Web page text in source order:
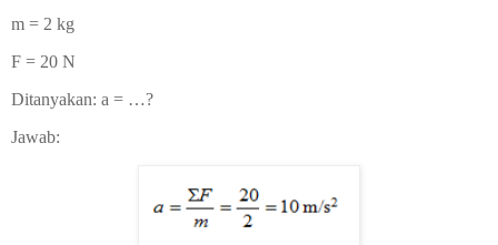
m = 2 kg
F = 20 N
Ditanyakan: a = …?
Jawab: